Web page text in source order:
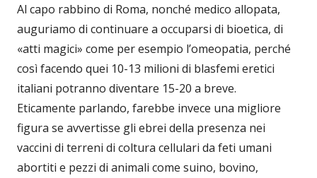
Al capo rabbino di Roma, nonché medico allopata,
auguriamo di continuare a occuparsi di bioetica, di
«atti magici» come per esempio l’omeopatia, perché
così facendo quei 10-13 milioni di blasfemi eretici
italiani potranno diventare 15-20 a breve.
Eticamente parlando, farebbe invece una migliore
figura se avvertisse gli ebrei della presenza nei
vaccini di terreni di coltura cellulari da feti umani
abortiti e pezzi di animali come suino, bovino,